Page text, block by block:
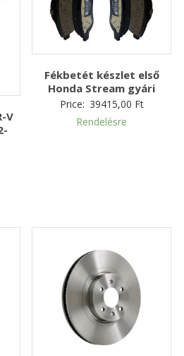
V
Fékbetét készlet első
Honda Stream gyári
Price: 39415,00 Ft
Rendelésre